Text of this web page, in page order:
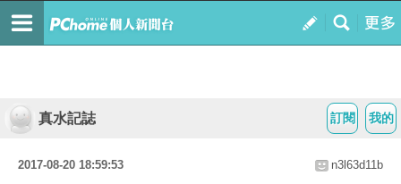
我的
訂閱
真水記誌
2017-08-20 18:59:53 n3l63d11b